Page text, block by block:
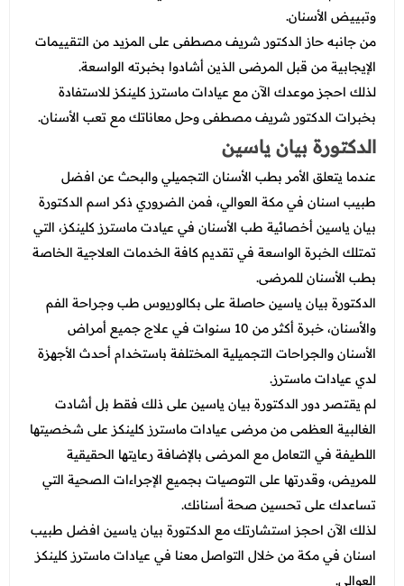
وتبييض الأسنان.
من جانبه حاز الدكتور شريف مصطفى على المزيد من التقييمات
الإيجابية من قبل المرضى الذين أشادوا بخبرته الواسعة.
لذلك احجز موعدك الآن مع عيادات ماسترز كلينكز للاستفادة
بخبرات الدكتور شريف مصطفى وحل معاناتك مع تعب الأسنان.
الدكتورة بيان ياسين
عندما يتعلق الأمر بطب الأسنان التجميلي والبحث عن افضل
طبيب اسنان في مكة العوالي، فمن الضروري ذكر اسم الدكتورة
بيان ياسين أخصائية طب الأسنان في عيادت ماسترز كلينكز، التي
تمتلك الخبرة الواسعة في تقديم كافة الخدمات العلاجية الخاصة
بطب الأسنان للمرضى.
الدكتورة بيان ياسين حاصلة على بكالوريوس طب وجراحة الفم
والأسنان، خبرة أكثر من 10 سنوات في علاج جميع أمراض
الأسنان والجراحات التجميلية المختلفة باستخدام أحدث الأجهزة
لدي عيادات ماسترز.
لم يقتصر دور الدكتورة بيان ياسين على ذلك فقط بل أشادت
الغالبية العظمى من مرضى عيادات ماسترز كلينكز على شخصيتها
اللطيفة في التعامل مع المرضى بالإضافة رعايتها الحقيقية
للمريض، وقدرتها على التوصيات بجميع الإجراءات الصحية التي
تساعدك على تحسين صحة أسنانك.
لذلك الآن احجز استشارتك مع الدكتورة بيان ياسين افضل طبيب
اسنان في مكة من خلال التواصل معنا في عيادات ماسترز كلينكز
العوالي.